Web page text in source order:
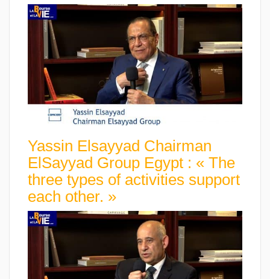
Yassin Elsayyad Chairman
ElSayyad Group Egypt : « The
three types of activities support
each other. »